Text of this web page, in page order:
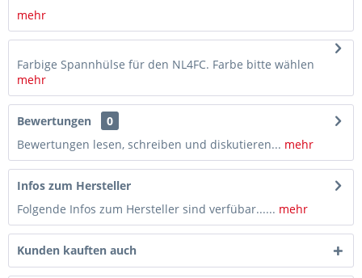
mehr
Farbige Spannhülse für den NL4FC. Farbe bitte wählen
mehr
Bewertungen
0
Bewertungen lesen, schreiben und diskutieren... mehr
Infos zum Hersteller
Folgende Infos zum Hersteller sind verfübar...... mehr
Kunden kauften auch